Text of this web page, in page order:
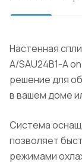
Настенная
A/SAU24B1-A
решение для
в вашем доме
Система
позволяет
режимами